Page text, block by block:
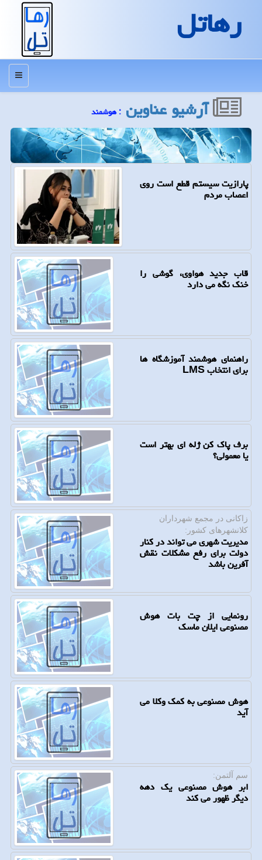
رهاتل
منو
آرشیو عناوین : هوشمند
پارازیت سیستم قطع است روی
اعصاب مردم
قاب جدید هواوی، گوشی را
خنک نگه می دارد
راهنمای هوشمند آموزشگاه ها
برای انتخاب LMS
برف پاک کن ژله ای بهتر است
یا معمولی؟
زاكانی در مجمع شهرداران
كلانشهرهای كشور:
مدیریت شهری می تواند در کنار
دولت برای رفع مشکلات نقش
آفرین باشد
رونمایی از چت بات هوش
مصنوعی ایلان ماسک
هوش مصنوعی به کمک وکلا می
آید
سم آلتمن:
ابر هوش مصنوعی یک دهه
دیگر ظهور می کند